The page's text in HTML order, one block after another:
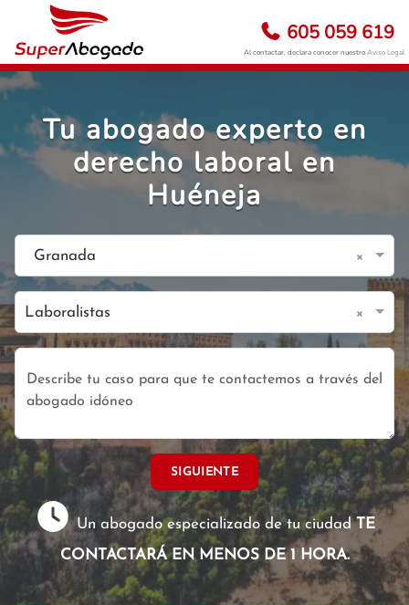
605 059 619
Al contactar, declara conocer nuestroAviso Legal
Tu abogado experto en
derecho laboral en
Huéneja
Granada ×
Laboralistas ×
SIGUIENTE
Un abogado especializado de tu ciudadTE
CONTACTARÁ EN MENOS DE 1 HORA.